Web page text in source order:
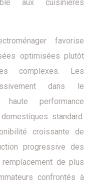
aux cuisinières
favorise
optimisées plutôt
complexes. Les
dans le
performance
standard.
croissante de
progressive des
remplacement de plus
confrontés à